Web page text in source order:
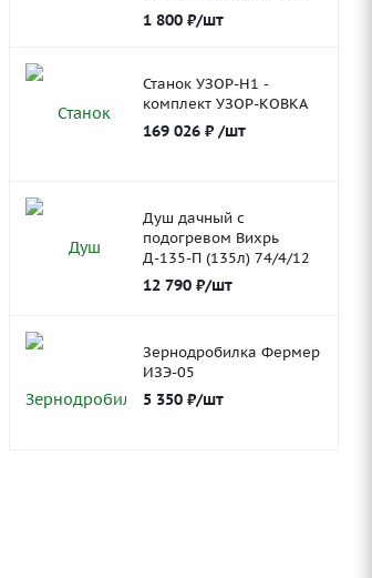
1 800₽/шт
Станок УЗОР-Н1 -
комплект УЗОР-КОВКА
169 026₽ /шт
Душ дачный с
подогревом Вихрь
Д-135-П (135л) 74/4/12
12 790₽/шт
Зернодробилка Фермер
ИЗЭ-05
5 350₽/шт